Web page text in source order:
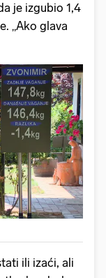
je izgubio 1,4
„Ako glava
ili izaći, ali